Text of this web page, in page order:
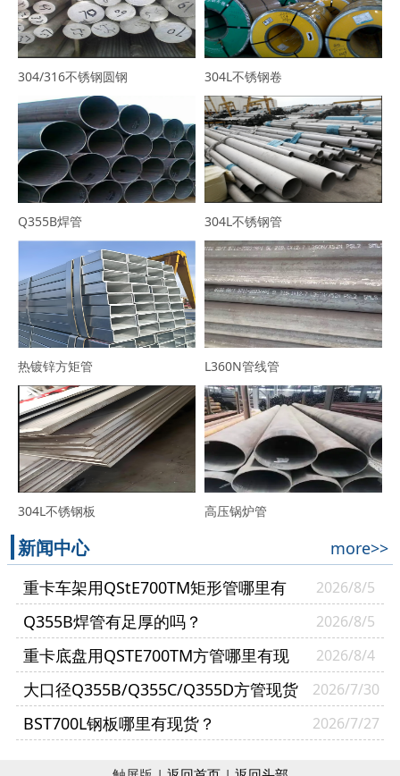
304/316不锈钢圆钢 304L不锈钢卷
Q355B焊管 304L不锈钢管
热镀锌方矩管 L360N管线管
304L不锈钢板 高压锅炉管
新闻中心
more>>
重卡车架用QStE700TM矩形管哪里有
现货？
2026/8/5
Q355B焊管有足厚的吗？ 2026/8/5
重卡底盘用QSTE700TM方管哪里有现
货？
2026/8/4
大口径Q355B/Q355C/Q355D方管现货
多少钱一吨？
2026/7/30
BST700L钢板哪里有现货？ 2026/7/27